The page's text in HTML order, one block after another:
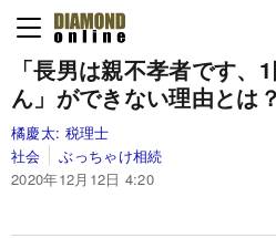
「長男は親不孝者です、
ん」ができない理由とは？
橘慶太: 税理士
社会
ぶっちゃけ相続
2020年12月12日 4:20